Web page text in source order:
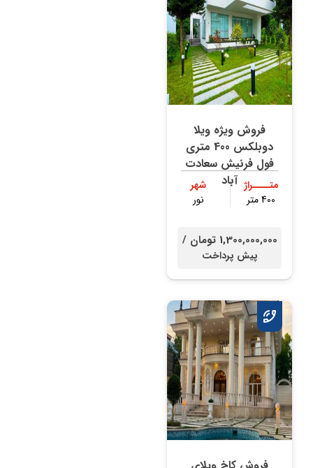
فروش ویژه ویلا
دوبلکس 400 متری
فول فرنیش سعادت
آباد متــــراژ
400 متر
شهر
نور
1,300,000,000 تومان /
پیش پرداخت